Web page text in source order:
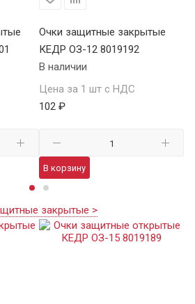
Очки защитные закрытые
КЕДР ОЗ-12 8019192
В наличии
Цена за 1 шт с НДС
102 ₽
В корзину
закрытые >